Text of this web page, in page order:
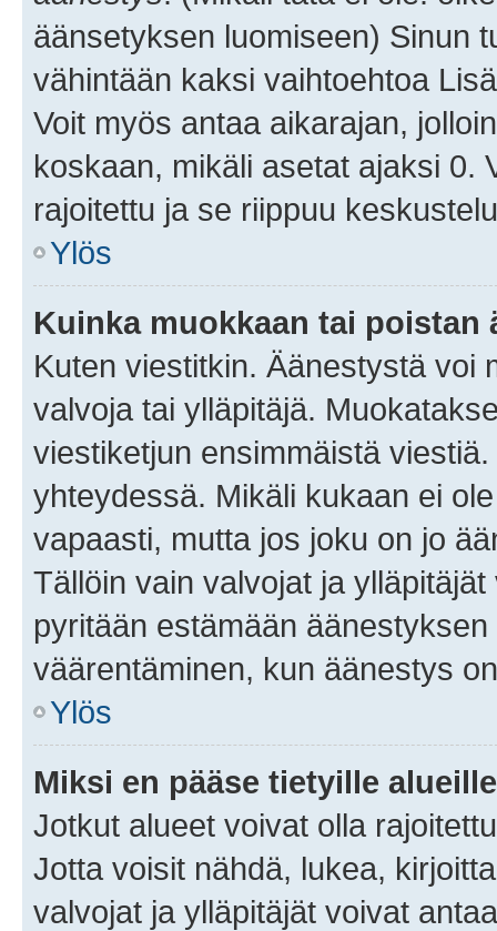
äänsetyksen luomiseen) Sinun
vähintään kaksi vaihtoehtoa
Voit myös antaa aikarajan,
koskaan, mikäli asetat ajaksi 0.
rajoitettu ja se riippuu
Ylös
Kuinka muokkaan tai poistan
Kuten viestitkin. Äänestystä voi
valvoja tai ylläpitäjä.
viestiketjun ensimmäistä
yhteydessä. Mikäli kukaan ei
vapaasti, mutta jos joku on jo
Tällöin vain valvojat ja
pyritään estämään
väärentäminen, kun äänestys
Ylös
Miksi en pääse tietyille
Jotkut alueet voivat olla
Jotta voisit nähdä, lukea,
valvojat ja ylläpitäjät voivat